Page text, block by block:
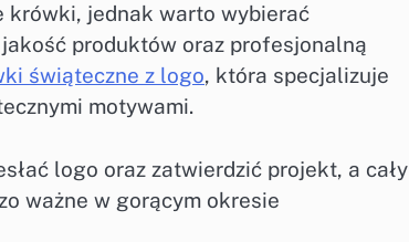
krówki, jednak warto wybierać
produktów oraz profesjonalną
świąteczne z logo, która specjalizuje
motywami.
logo oraz zatwierdzić projekt, a cały
ważne w gorącym okresie